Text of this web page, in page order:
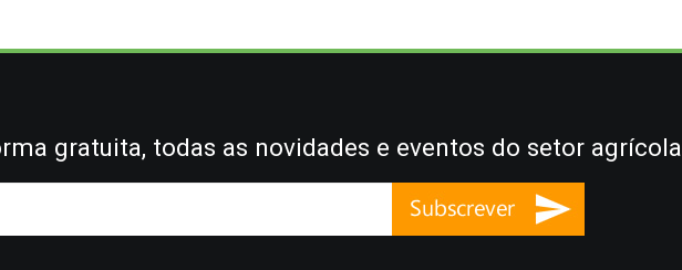
gratuita, todas as novidades e eventos do setor agrícola